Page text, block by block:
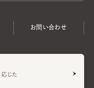
お問い合わせ
応じた